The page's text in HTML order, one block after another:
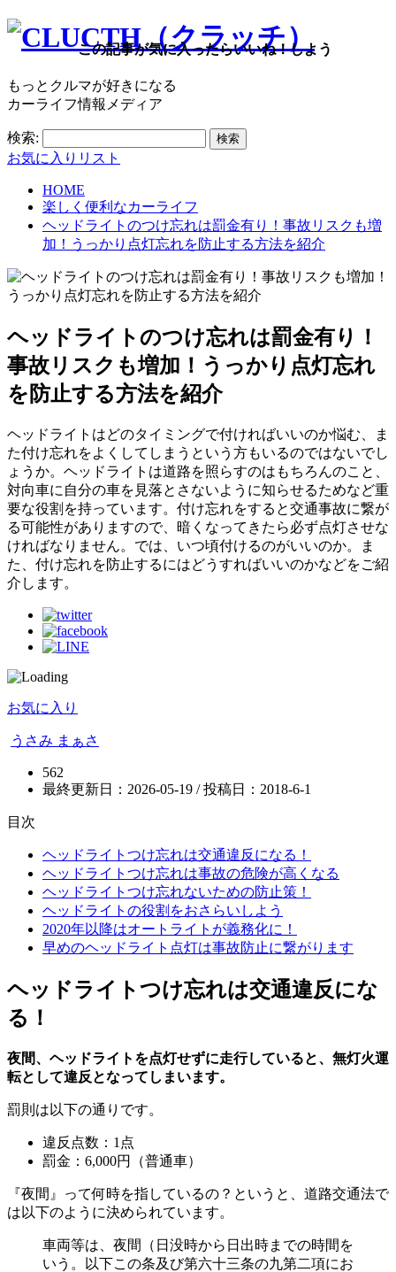
もっとクルマが好きになる
カーライフ情報メディア
検索:
お気に入りリスト
HOME
楽しく便利なカーライフ
ヘッドライトのつけ忘れは罰金有り！事故リスクも増
加！うっかり点灯忘れを防止する方法を紹介
ヘッドライトのつけ忘れは罰金有り！
事故リスクも増加！うっかり点灯忘れ
を防止する方法を紹介
ヘッドライトはどのタイミングで付ければいいのか悩む、ま
た付け忘れをよくしてしまうという方もいるのではないでし
ょうか。ヘッドライトは道路を照らすのはもちろんのこと、
対向車に自分の車を見落とさないように知らせるためなど重
要な役割を持っています。付け忘れをすると交通事故に繋が
る可能性がありますので、暗くなってきたら必ず点灯させな
ければなりません。では、いつ頃付けるのがいいのか。ま
た、付け忘れを防止するにはどうすればいいのかなどをご紹
介します。
お気に入り
うさみ まぁさ
562
最終更新日：2026-05-19 / 投稿日： 2018-6-1
目次
ヘッドライトつけ忘れは交通違反になる！
ヘッドライトつけ忘れは事故の危険が高くなる
ヘッドライトつけ忘れないための防止策！
ヘッドライトの役割をおさらいしよう
2020年以降はオートライトが義務化に！
早めのヘッドライト点灯は事故防止に繋がります
ヘッドライトつけ忘れは交通違反にな
る！
夜間、ヘッドライトを点灯せずに走行していると、無灯火運
転として違反となってしまいます。
罰則は以下の通りです。
違反点数：1点
罰金：6,000円（普通車）
『夜間』って何時を指しているの？というと、道路交通法で
は以下のように決められています。
車両等は、夜間（日没時から日出時までの時間を
いう。以下この条及び第六十三条の九第二項にお
この記事が気に入ったらいいね！しよう